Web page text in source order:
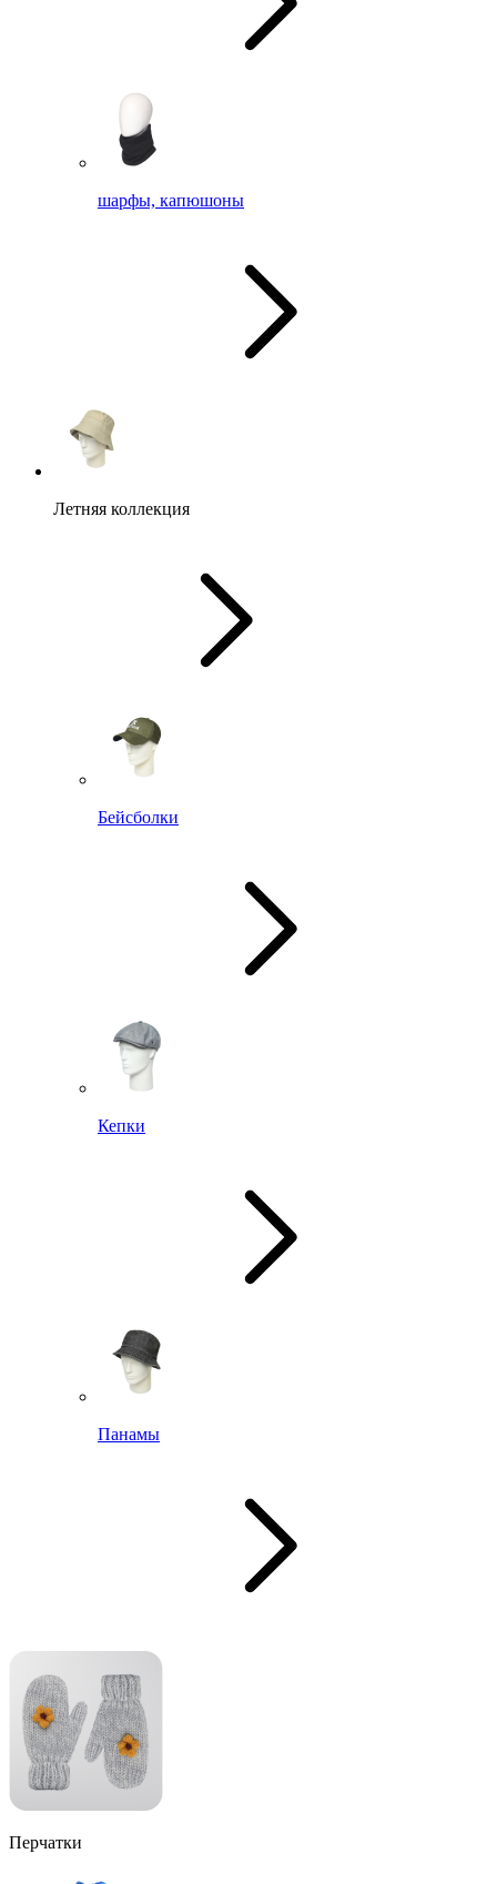
шарфы, капюшоны
Летняя коллекция
Бейсболки
Кепки
Панамы
Перчатки